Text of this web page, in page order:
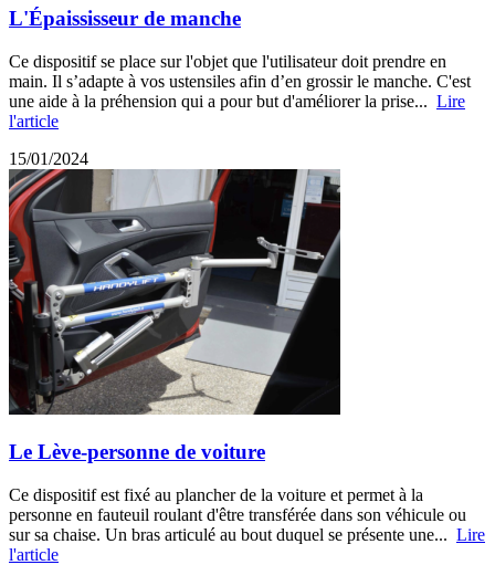
L'Épaississeur de manche
Ce dispositif se place sur l'objet que l'utilisateur doit prendre en
main. Il s’adapte à vos ustensiles afin d’en grossir le manche. C'est
une aide à la préhension qui a pour but d'améliorer la prise... Lire
l'article
15/01/2024
Le Lève-personne de voiture
Ce dispositif est fixé au plancher de la voiture et permet à la
personne en fauteuil roulant d'être transférée dans son véhicule ou
sur sa chaise. Un bras articulé au bout duquel se présente une... Lire
l'article